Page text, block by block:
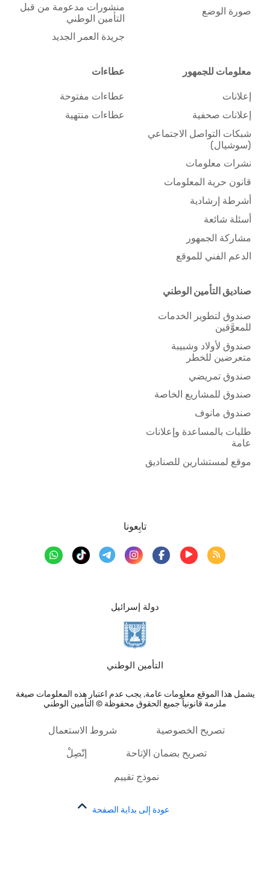
صورة الوضع
منشورات مدعومة من قبل
التأمين الوطني
جريدة العمر الجديد
معلومات للجمهور
إعلانات
إعلانات صحفية
شبكات التواصل الاجتماعي
(سوشيال)
نشرات معلومات
قانون حرية المعلومات
أشرطة إرشادية
أسئلة شائعة
مشاركة الجمهور
الدعم الفني للموقع
عطاءات
عطاءات مفتوحة
عطاءات منتهية
صناديق التأمين الوطني
صندوق لتطوير الخدمات
للمعوَّقين
صندوق لأولاد وشبيبة
متعرضين للخطر
صندوق تمريضي
صندوق للمشاريع الخاصة
صندوق مانوف
طلبات بالمساعدة وإعلانات
عامة
موقع لمستشارين للصناديق
دولة إسرائيل
التأمين الوطني
يشمل هذا الموقع معلومات عامة, يجب عدم اعتبار هذه المعلومات صيغة
ملزمة قانونياً جميع الحقوق محفوظة © التأمين الوطني
تابِعونا
تصريح الخصوصية شروط الاستعمال
تصريح بضمان الإتاحة إتّصِلْ
نموذج تقييم
عودة إلى بداية الصفحة